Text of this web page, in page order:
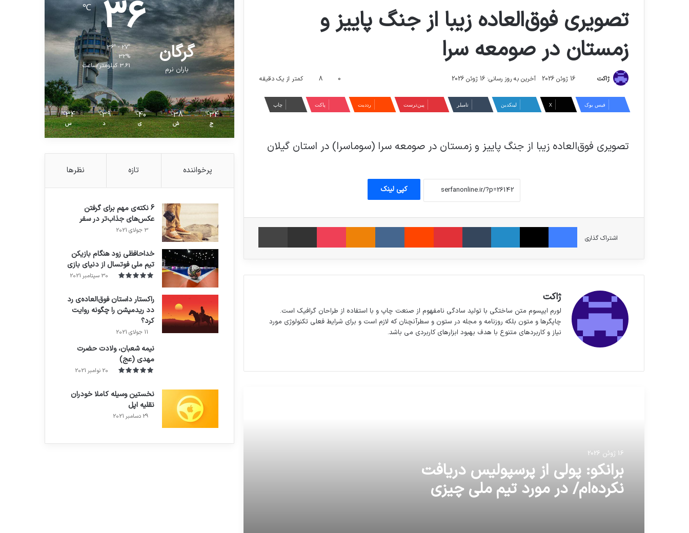
تصویری فوق‌العاده زیبا از جنگ پاییز و
زمستان در صومعه سرا
ژاکت 16 ژوئن 2026 آخرین به روز رسانی: 16 ژوئن 2026 0
8 کمتر از یک دقیقه
فیس بوک X لینکدین ‫تامبلر ‫پین‌ترست ‫رددیت پاکت چاپ
تصویری فوق‌العاده زیبا از جنگ پاییز و زمستان در صومعه سرا (سوماسرا) در استان گیلان
کپی لینک
اشتراک گذاری
فیس بوک X لینکدین ‫تامبلر ‫پین‌ترست ‫رددیت ‫VKontakte
‫Odnoklassniki
پاکت اشتراک گذاری از طریق ایمیل چاپ
ژاکت
لورم ایپسوم متن ساختگی با تولید سادگی نامفهوم از صنعت چاپ و با استفاده از طراحان گرافیک است.
چاپگرها و متون بلکه روزنامه و مجله در ستون و سطرآنچنان که لازم است و برای شرایط فعلی تکنولوژی مورد
نیاز و کاربردهای متنوع با هدف بهبود ابزارهای کاربردی می باشد.
16 ژوئن 2026
برانکو: پولی از پرسپولیس دریافت
نکرده‌ام/ در مورد تیم ملی چیزی
گرگان
باران نرم
36
℃
36º - 27º
32%
3.61 کیلومتر/ساعت
34
℃
ج
38
℃
ش
40
℃
ی
39
℃
د
34
℃
س
پرخواننده تازه نظرها
71%
6 نکته‌ی مهم برای گرفتن
عکس‌های جذاب‌تر در سفر
3 جولای 2021
خداحافظی زود هنگام بازیکن
تیم ملی فوتسال از دنیای بازی
30 سپتامبر 2021
راکستار داستان فوق‌العاده‌ی رد
دد ریدمپشن را چگونه روایت
کرد؟
11 جولای 2021
نیمه شعبان، ولادت حضرت
مهدی (عج)
20 نوامبر 2021
نخستین وسیله کاملا خودران
نقلیه اپل
29 دسامبر 2021